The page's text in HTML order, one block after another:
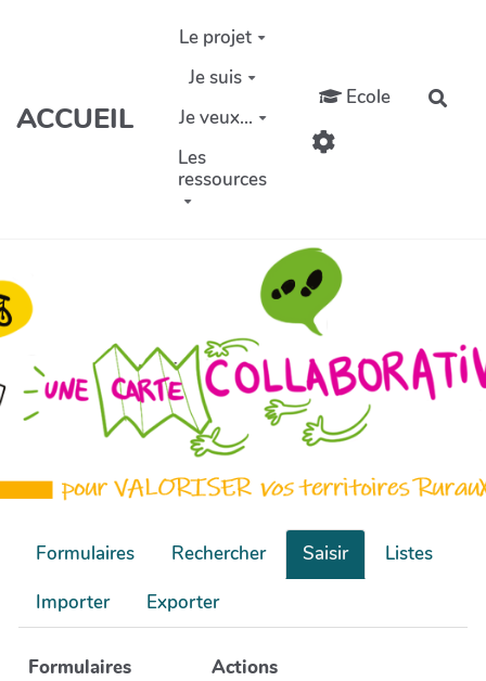
Aller au contenu principal
ACCUEIL
Le projet
Je suis
Je veux...
Les
ressources
Ecole
Formulaires Rechercher Saisir
Listes
Importer
Exporter
Formulaires
Actions